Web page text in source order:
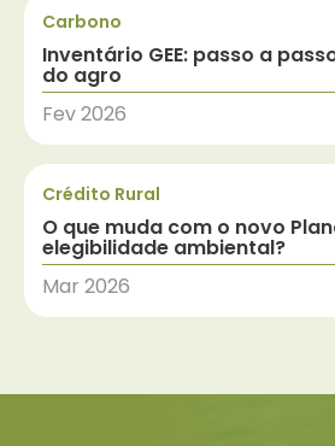
Carbono
Inventário GEE: passo a
do agro
Fev 2026
Crédito Rural
O que muda com o novo
elegibilidade ambiental?
Mar 2026